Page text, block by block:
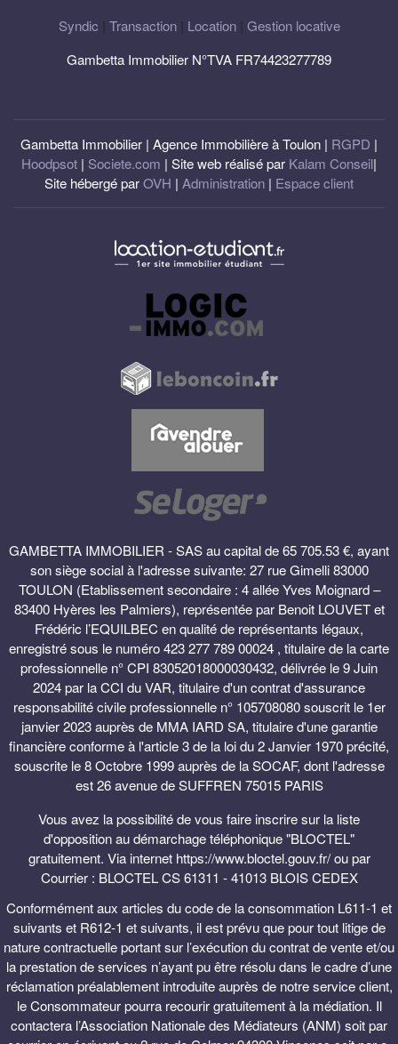
Syndic Transaction| Location| Gestion locative
Gambetta Immobilier N°TVA FR74423277789
Gambetta Immobilier | Agence Immobilière à Toulon | RGPD |
Hoodpsot | Societe.com | Site web réalisé par Kalam Conseil|
Site hébergé parOVH | Administration | Espace client
GAMBETTA IMMOBILIER - SAS au capital de 65 705.53 €, ayant
son siège social à l'adresse suivante: 27 rue Gimelli 83000
TOULON (Etablissement secondaire : 4 allée Yves Moignard –
83400 Hyères les Palmiers), représentée par Benoit LOUVET et
Frédéric l’EQUILBEC en qualité de représentants légaux,
enregistré sous le numéro 423 277 789 00024 , titulaire de la carte
professionnelle n° CPI 83052018000030432, délivrée le 9 Juin
2024 par la CCI du VAR, titulaire d'un contrat d'assurance
responsabilité civile professionnelle n° 105708080 souscrit le 1er
janvier 2023 auprès de MMA IARD SA, titulaire d'une garantie
financière conforme à l'article 3 de la loi du 2 Janvier 1970 précité,
souscrite le 8 Octobre 1999 auprès de la SOCAF, dont l'adresse
est 26 avenue de SUFFREN 75015 PARIS
Vous avez la possibilité de vous faire inscrire sur la liste
d'opposition au démarchage téléphonique "BLOCTEL"
gratuitement. Via internet https://www.bloctel.gouv.fr/ ou par
Courrier : BLOCTEL CS 61311 - 41013 BLOIS CEDEX
Conformément aux articles du code de la consommation L611-1 et
suivants et R612-1 et suivants, il est prévu que pour tout litige de
nature contractuelle portant sur l’exécution du contrat de vente et/ou
la prestation de services n’ayant pu être résolu dans le cadre d’une
réclamation préalablement introduite auprès de notre service client,
le Consommateur pourra recourir gratuitement à la médiation. Il
contactera l’Association Nationale des Médiateurs (ANM) soit par